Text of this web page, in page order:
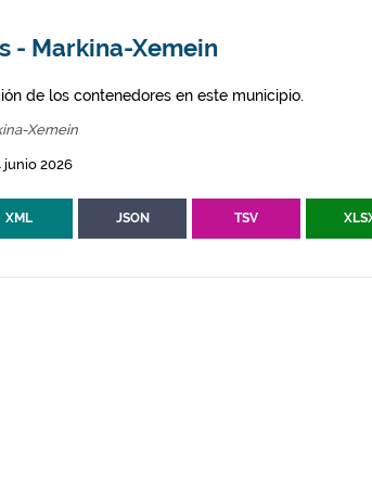
- Markina-Xemein
de los contenedores en este municipio.
Xemein
junio 2026
XML JSON TSV